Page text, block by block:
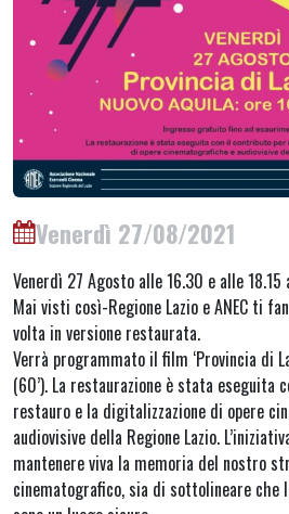
Venerdì 27/08/2021
Venerdì 27 Agosto alle 16.30 e alle 18.15
Mai visti così-Regione Lazio e ANEC ti
volta in versione restaurata.
Verrà programmato il film ‘Provincia di
(60’). La restaurazione è stata eseguita
restauro e la digitalizzazione di opere
audiovisive della Regione Lazio.
mantenere viva la memoria del nostro
cinematografico, sia di sottolineare che